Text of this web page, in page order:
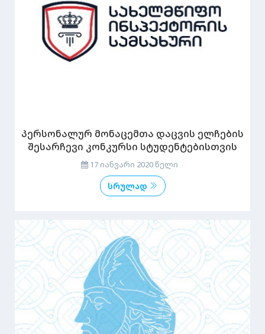
პერსონალურ მონაცემთა დაცვის ელჩების
შესარჩევი კონკურსი სტუდენტებისთვის
17 იანვარი 2020 წელი
სრულად